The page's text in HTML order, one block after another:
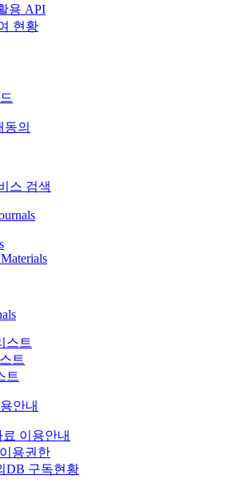
용 API
현황
동의
스 검색
스트
트
트
안내
이용안내
용권한
DB 구독현황